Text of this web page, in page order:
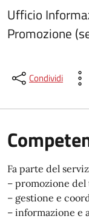
Ufficio
Promozione
Condividi
Fa parte del
– promozione
– gestione e
– informazione e